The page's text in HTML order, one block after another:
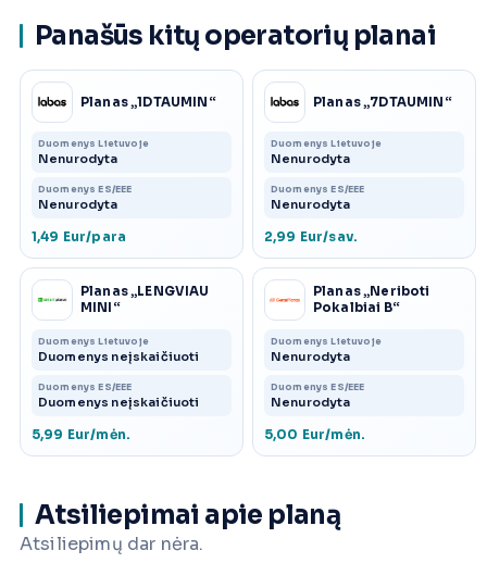
Panašūs kitų operatorių planai
Planas „1DTAUMIN“
Duomenys Lietuvoje
Nenurodyta
Duomenys ES/EEE
Nenurodyta
1,49 Eur/para
Planas „7DTAUMIN“
Duomenys Lietuvoje
Nenurodyta
Duomenys ES/EEE
Nenurodyta
2,99 Eur/sav.
Planas „LENGVIAU
MINI“
Duomenys Lietuvoje
Duomenys neįskaičiuoti
Duomenys ES/EEE
Duomenys neįskaičiuoti
5,99 Eur/mėn.
Planas „Neriboti
Pokalbiai B“
Duomenys Lietuvoje
Nenurodyta
Duomenys ES/EEE
Nenurodyta
5,00 Eur/mėn.
Atsiliepimai apie planą
Atsiliepimų dar nėra.